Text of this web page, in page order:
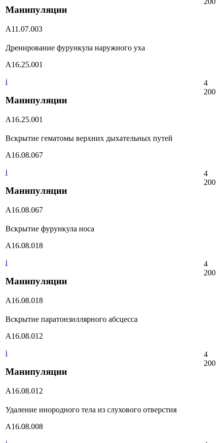
Манипуляции
А11.07.003
Дренирование фурункула наружного уха
А16.25.001
i
Манипуляции
А16.25.001
4
200
Вскрытие гематомы верхних дыхательных путей
А16.08.067
i
Манипуляции
А16.08.067
4
200
Вскрытие фурункула носа
А16.08.018
i
Манипуляции
А16.08.018
4
200
Вскрытие паратонзиллярного абсцесса
А16.08.012
i
Манипуляции
А16.08.012
4
200
Удаление инородного тела из слухового отверстия
А16.08.008